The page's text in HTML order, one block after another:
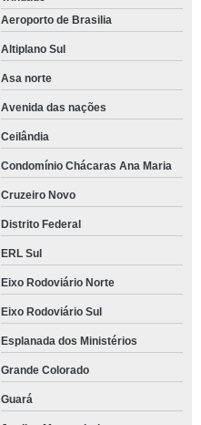
Aeroporto de Brasilia
Altiplano Sul
Asa norte
Avenida das nações
Ceilândia
Condomínio Chácaras Ana Maria
Cruzeiro Novo
Distrito Federal
ERL Sul
Eixo Rodoviário Norte
Eixo Rodoviário Sul
Esplanada dos Ministérios
Grande Colorado
Guará